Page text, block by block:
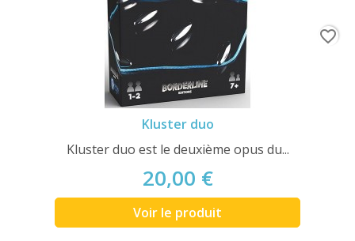
Kluster duo
Kluster duo est le deuxième opus du...
20,00 €
Voir le produit
favorite_border